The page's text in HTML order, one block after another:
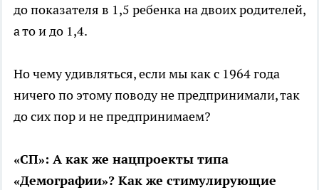
до показателя в 1,5 ребенка на двоих родителей,
а то и до 1,4.
Но чему удивляться, если мы как с 1964 года
ничего по этому поводу не предпринимали, так
до сих пор и не предпринимаем?
«СП»: А как же нацпроекты типа
«Демографии»? Как же стимулирующие